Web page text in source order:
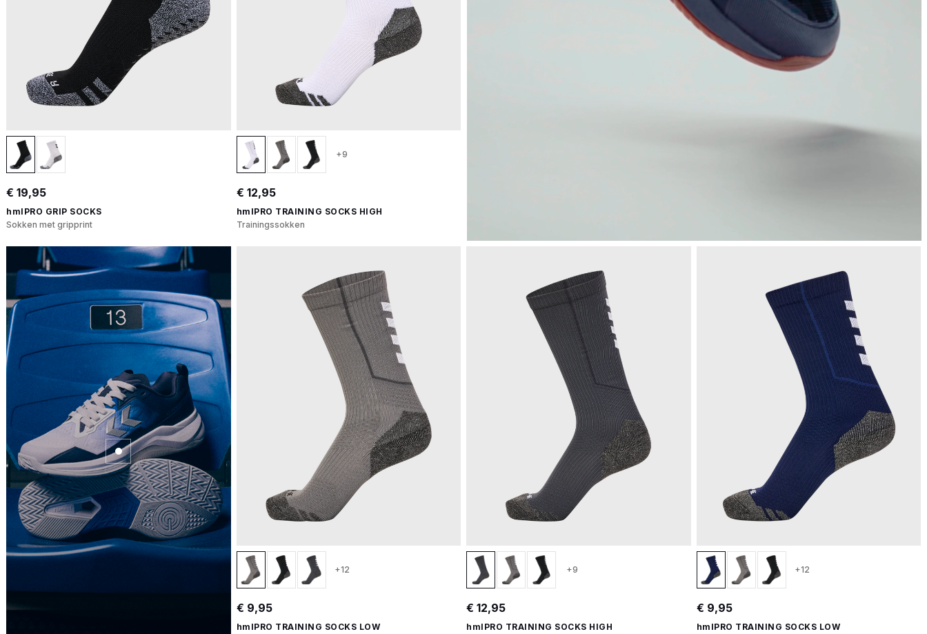
€ 19,95
hmlPRO GRIP SOCKS
Sokken met gripprint
+9
€ 12,95
hmlPRO TRAINING SOCKS HIGH
Trainingssokken
+12
€ 9,95
hmlPRO TRAINING SOCKS LOW
+9
€ 12,95
hmlPRO TRAINING SOCKS HIGH
+12
€ 9,95
hmlPRO TRAINING SOCKS LOW